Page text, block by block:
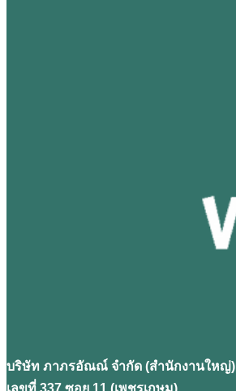
บริษัท ภาภรอัณณ์ จํากัด (สํานักงานใหญ่)